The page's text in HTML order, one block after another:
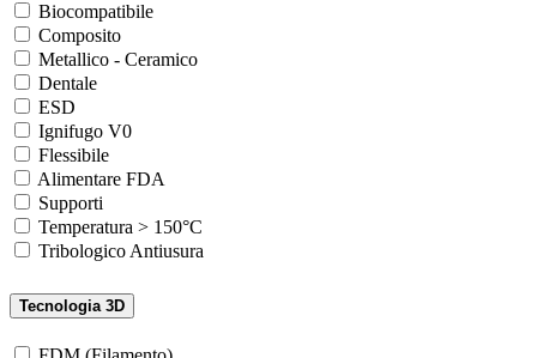
Biocompatibile
Composito
Metallico - Ceramico
Dentale
ESD
Ignifugo V0
Flessibile
Alimentare FDA
Supporti
Temperatura > 150°C
Tribologico Antiusura
Tecnologia 3D